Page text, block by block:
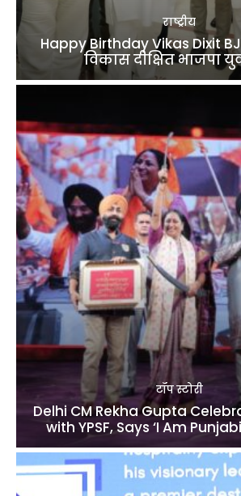
राष्ट्रीय
Happy Birthday Vikas Dixit
विकास दीक्षित भाजपा
टॉप स्टोरी
Delhi CM Rekha Gupta
with YPSF, Says ‘I Am